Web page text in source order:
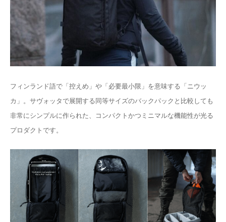
フィンランド語で「控えめ」や「必要最小限」を意味する「ニウッ
カ」。サヴォッタで展開する同等サイズのバックパックと比較しても
非常にシンプルに作られた、コンパクトかつミニマルな機能性が光る
プロダクトです。